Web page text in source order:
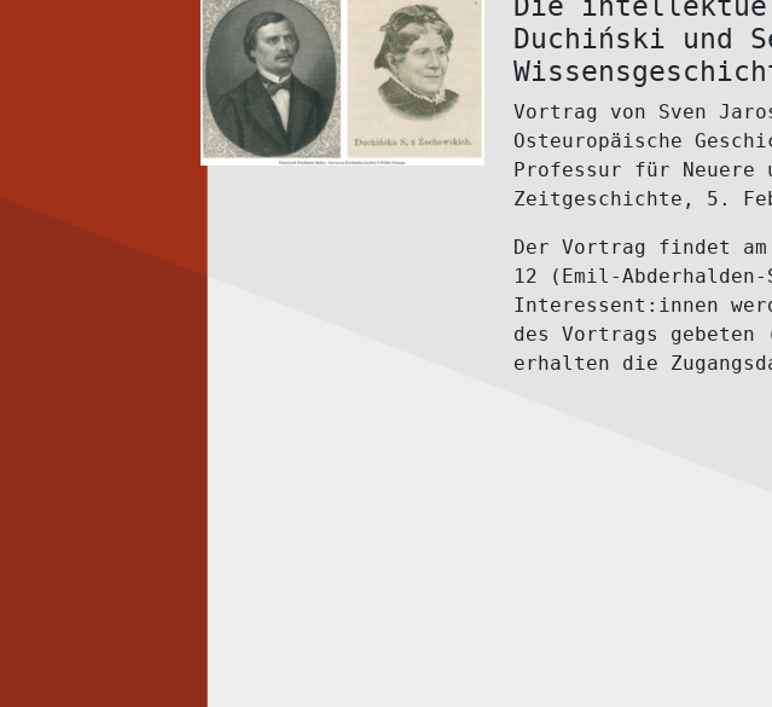
Duchiński und
Vortrag von Sven
Osteuropäische
Professur für Neuere
Zeitgeschichte, 5.
Der Vortrag findet am
12 (Emil-
Interessent:innen
des Vortrags
erhalten die